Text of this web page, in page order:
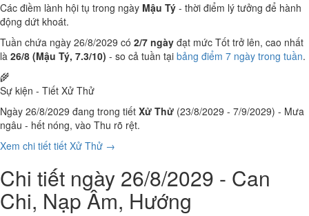
Các điềm lành hội tụ trong ngày Mậu Tý - thời điểm lý tưởng để hành
động dứt khoát.
Tuần chứa ngày 26/8/2029 có 2/7 ngày đạt mức Tốt trở lên, cao nhất
là 26/8 (Mậu Tý, 7.3/10) - so cả tuần tại bảng điểm 7 ngày trong tuần.
🌾
Sự kiện - Tiết Xử Thử
Ngày 26/8/2029 đang trong tiết Xử Thử (23/8/2029 - 7/9/2029) - Mưa
ngâu - hết nóng, vào Thu rõ rệt.
Xem chi tiết tiết Xử Thử →
Chi tiết ngày 26/8/2029 - Can
Chi, Nạp Âm, Hướng